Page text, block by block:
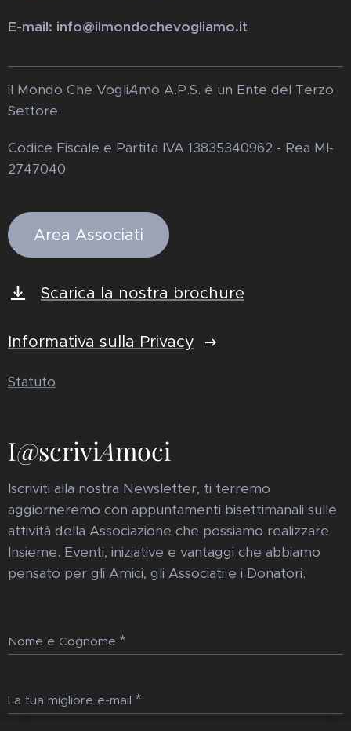
E-mail: info@ilmondochevogliamo.it
il Mondo Che VogliAmo A.P.S. è un Ente del Terzo
Settore.
Codice Fiscale e Partita IVA 13835340962 - Rea MI-
2747040
Area Associati
Scarica la nostra brochure
Informativa sulla Privacy
Statuto
I@scriviAmoci
Iscriviti alla nostra Newsletter, ti terremo
aggiorneremo con appuntamenti bisettimanali sulle
attività della Associazione che possiamo realizzare
Insieme. Eventi, iniziative e vantaggi che abbiamo
pensato per gli Amici, gli Associati e i Donatori.
Nome e Cognome
La tua migliore e-mail